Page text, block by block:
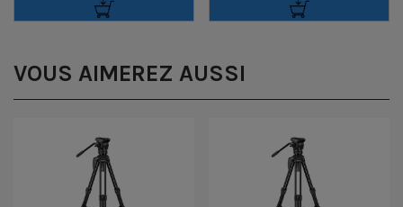
VOUS AIMEREZ AUSSI